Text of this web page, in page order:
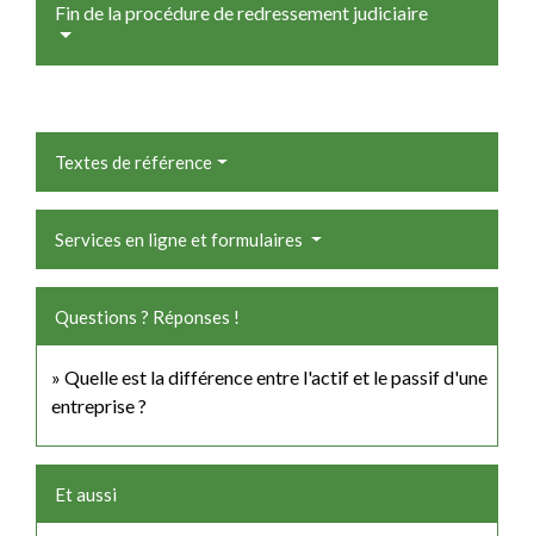
Fin de la procédure de redressement judiciaire
Textes de référence
Services en ligne et formulaires
Questions ? Réponses !
Quelle est la différence entre l'actif et le passif d'une
entreprise ?
Et aussi